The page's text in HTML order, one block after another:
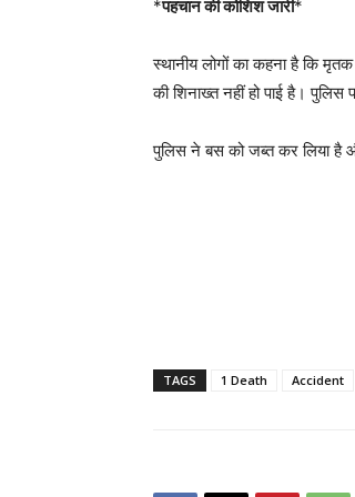
*पहचान की कोशिश जारी*
स्थानीय लोगों का कहना है कि
की शिनाख्त नहीं हो पाई है।
पुलिस ने बस को जब्त कर लिया है
TAGS 1 Death Accident